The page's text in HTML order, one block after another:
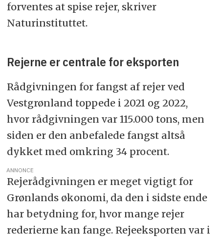
forventes at spise rejer, skriver
Naturinstituttet.
Rejerne er centrale for eksporten
Rådgivningen for fangst af rejer ved
Vestgrønland toppede i 2021 og 2022,
hvor rådgivningen var 115.000 tons, men
siden er den anbefalede fangst altså
dykket med omkring 34 procent.
ANNONCE
Rejerådgivningen er meget vigtigt for
Grønlands økonomi, da den i sidste ende
har betydning for, hvor mange rejer
rederierne kan fange. Rejeeksporten var i